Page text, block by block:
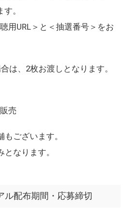
。
用URL＞と＜抽選番号＞をお
は、2枚お渡しとなります。
売
ございます。
なります。
ル配布期間・応募締切